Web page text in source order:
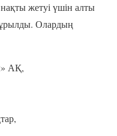
жетуі үшін алты
Олардың
АҚ,